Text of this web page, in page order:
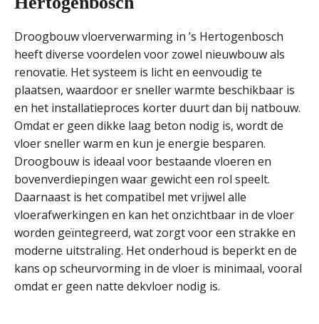
Droogbouw vloerverwarming in ’s Hertogenbosch
heeft diverse voordelen voor zowel nieuwbouw als
renovatie. Het systeem is licht en eenvoudig te
plaatsen, waardoor er sneller warmte beschikbaar is
en het installatieproces korter duurt dan bij natbouw.
Omdat er geen dikke laag beton nodig is, wordt de
vloer sneller warm en kun je energie besparen.
Droogbouw is ideaal voor bestaande vloeren en
bovenverdiepingen waar gewicht een rol speelt.
Daarnaast is het compatibel met vrijwel alle
vloerafwerkingen en kan het onzichtbaar in de vloer
worden geïntegreerd, wat zorgt voor een strakke en
moderne uitstraling. Het onderhoud is beperkt en de
kans op scheurvorming in de vloer is minimaal, vooral
omdat er geen natte dekvloer nodig is.